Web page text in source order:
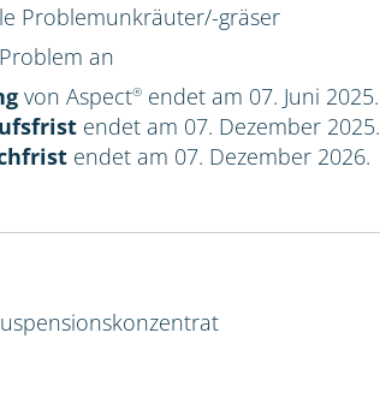
Problemunkräuter/-gräser
an
von Aspect® endet am 07. Juni 2025.
endet am 07. Dezember 2025.
endet am 07. Dezember 2026.